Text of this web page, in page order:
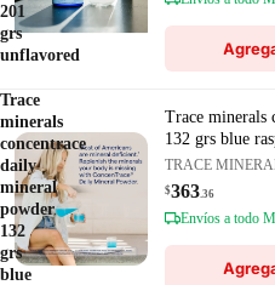
201
grs
unflavored
Trace
minerals
concentrace
daily
mineral
powder
132
grs
blue
Trace minerals
132 grs blue
TRACE
$363.36
Envíos a todo